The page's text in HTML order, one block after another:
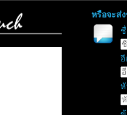
หรือจะส่
อี
หั